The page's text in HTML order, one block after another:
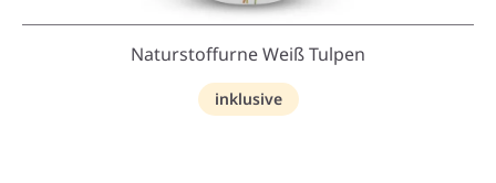
Naturstoffurne Weiß Tulpen
inklusive